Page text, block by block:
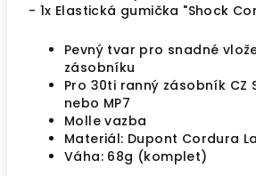
- 1x Elastická gumička "Shock
Pevný tvar pro snadné
zásobníku
Pro 30ti ranný zásobník CZ
nebo MP7
Molle vazba
Materiál: Dupont Cordura
Váha: 68g (komplet)